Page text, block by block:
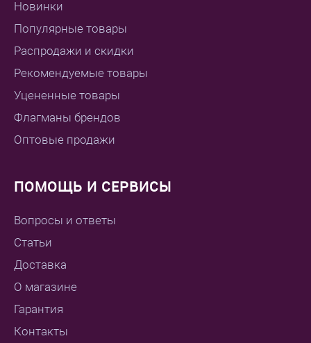
Новинки
Популярные товары
Распродажи и скидки
Рекомендуемые товары
Уцененные товары
Флагманы брендов
Оптовые продажи
ПОМОЩЬ И СЕРВИСЫ
Вопросы и ответы
Статьи
Доставка
О магазине
Гарантия
Контакты